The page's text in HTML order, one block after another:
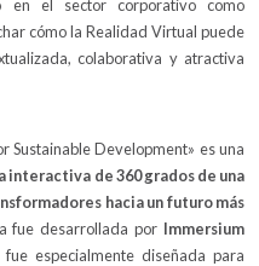
en el sector corporativo como
cómo la Realidad Virtual puede
colaborativa y atractiva
Sustainable Development» es una
de 360 ​​grados de una
hacia un futuro más
fue desarrollada por Immersium
especialmente diseñada para